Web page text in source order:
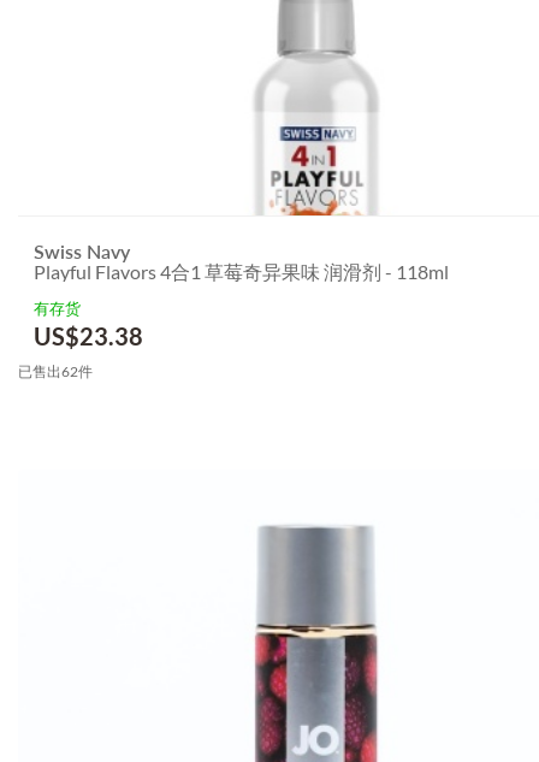
Swiss Navy
Playful Flavors 4合1 草莓奇异果味 润滑剂 - 118ml
有存货
US$23.38
已售出62件